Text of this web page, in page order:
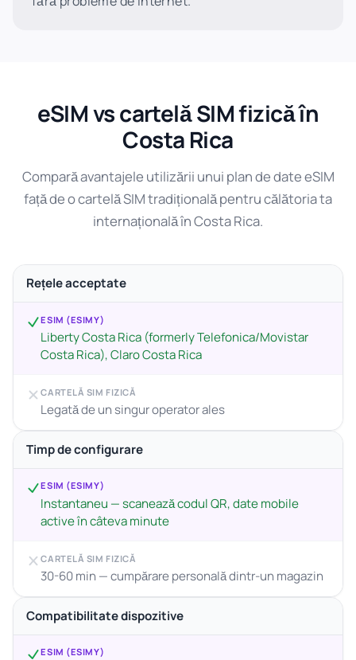
eSIM vs cartelă SIM fizică în
Costa Rica
Compară avantajele utilizării unui plan de date eSIM
față de o cartelă SIM tradițională pentru călătoria ta
internațională în Costa Rica.
Rețele acceptate
ESIM (ESIMY)
Liberty Costa Rica (formerly Telefonica/Movistar
Costa Rica), Claro Costa Rica
CARTELĂ SIM FIZICĂ
Legată de un singur operator ales
Timp de configurare
ESIM (ESIMY)
Instantaneu — scanează codul QR, date mobile
active în câteva minute
CARTELĂ SIM FIZICĂ
30-60 min — cumpărare personală dintr-un magazin
Compatibilitate dispozitive
ESIM (ESIMY)